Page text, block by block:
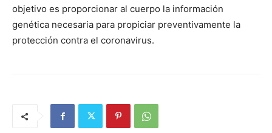
objetivo es proporcionar al cuerpo la información
genética necesaria para propiciar preventivamente la
protección contra el coronavirus.